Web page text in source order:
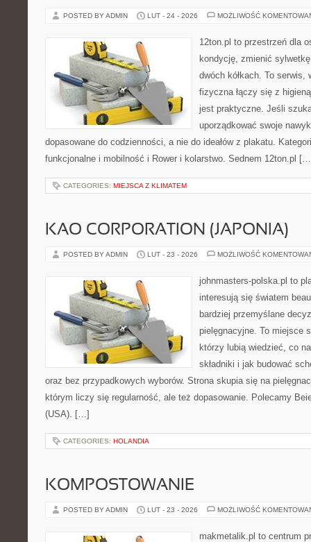
POSTED BY ADMIN LUT - 24 - 2026 MOŻLIWOŚĆ
12ton.pl to przestrzeń dla
kondycję, zmienić
dwóch kółkach. To
fizyczna łączy się z
jest praktyczne. Jeśli
uporządkować swoje
dopasowane do codzienności, a nie do ideałów z plakatu.
funkcjonalne i mobilność i Rower i kolarstwo. Sednem 12ton.pl
CATEGORIES: MIEJSCA Z KLIMATEM
KAO CORPORATION (JAPONIA)
POSTED BY ADMIN LUT - 23 - 2026 MOŻLIWOŚĆ
johnmasters-polska.pl to
interesują się światem
bardziej przemyślane
pielęgnacyjne. To miejsce
którzy lubią wiedzieć, co
składniki i jak budować
oraz bez przypadkowych wyborów. Strona skupia się na
którym liczy się regularność, ale też dopasowanie. Polecamy
(USA). […]
CATEGORIES: HOLANDIA
KOMPOSTOWANIE
POSTED BY ADMIN LUT - 23 - 2026 MOŻLIWOŚĆ
makmetalik.pl to centrum